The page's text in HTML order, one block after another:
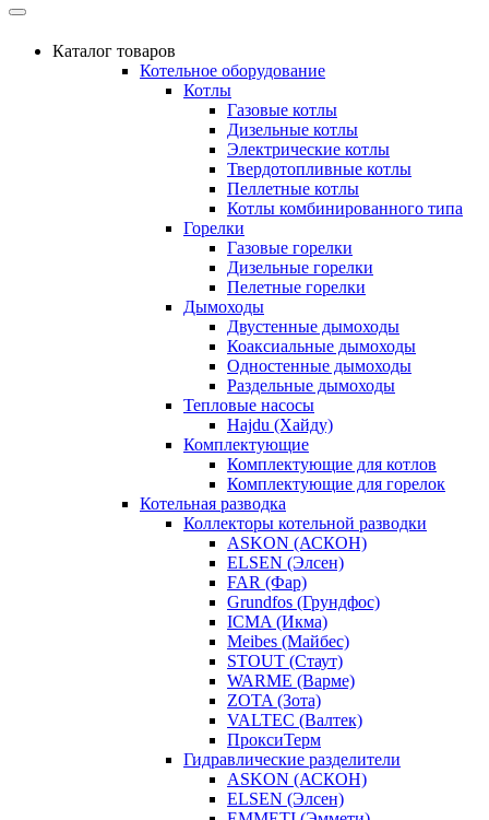
Каталог товаров
Котельное оборудование
Котлы
Газовые котлы
Дизельные котлы
Электрические котлы
Твердотопливные котлы
Пеллетные котлы
Котлы комбинированного типа
Горелки
Газовые горелки
Дизельные горелки
Пелетные горелки
Дымоходы
Двустенные дымоходы
Коаксиальные дымоходы
Одностенные дымоходы
Раздельные дымоходы
Тепловые насосы
Hajdu (Хайду)
Комплектующие
Комплектующие для котлов
Комплектующие для горелок
Котельная разводка
Коллекторы котельной разводки
ASKON (АСКОН)
ELSEN (Элсен)
FAR (Фар)
Grundfos (Грундфос)
ICMA (Икма)
Meibes (Майбес)
STOUT (Стаут)
WARME (Варме)
ZOTA (Зота)
VALTEC (Валтек)
ПроксиТерм
Гидравлические разделители
ASKON (АСКОН)
ELSEN (Элсен)